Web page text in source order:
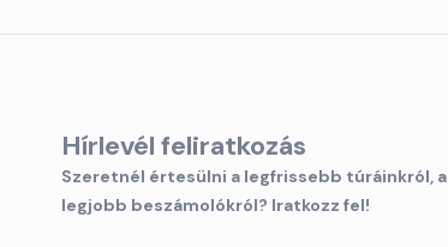
Hírlevél feliratkozás
Szeretnél értesülni a legfrissebb túráinkról, a
legjobb beszámolókról? Iratkozz fel!